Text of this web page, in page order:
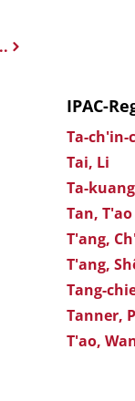
IPAC-
Ta-ch'in-
Tai, Li
Ta-
Tan, T'ao
T'ang,
T'ang,
Tang-
Tanner,
T'ao,